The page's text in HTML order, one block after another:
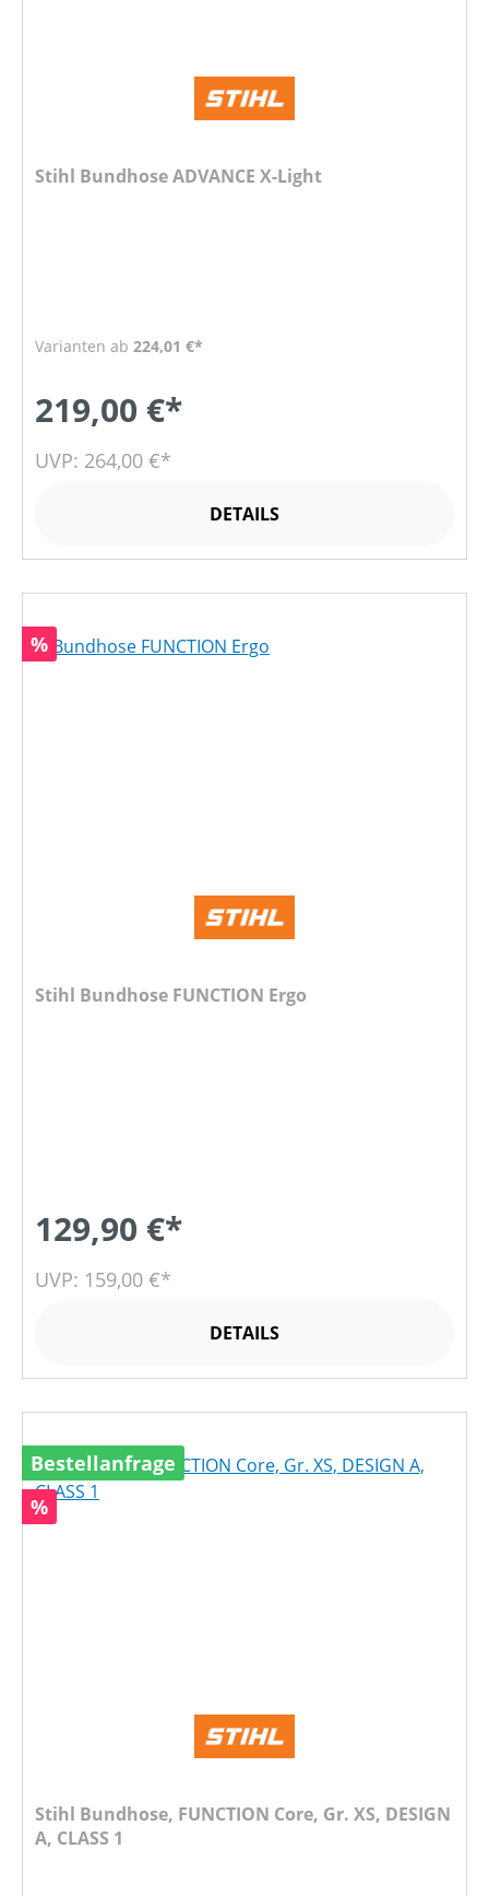
Stihl Bundhose ADVANCE X-Light
Varianten ab 224,01 €*
219,00 €*
UVP: 264,00 €*
DETAILS
Rabatt
%
Stihl Bundhose FUNCTION Ergo
129,90 €*
UVP: 159,00 €*
DETAILS
Bestellanfrage
Rabatt
%
Stihl Bundhose, FUNCTION Core, Gr. XS, DESIGN
A, CLASS 1